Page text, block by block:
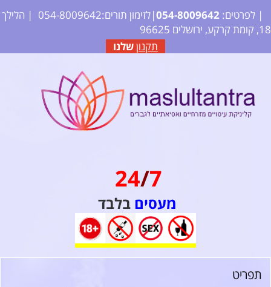
| לפרטים: 054-8009642 |לזימון תורים:054-8009642
| הלילך
18, קומת קרקע, ירושלים 96625
תקנוןשלנו
24/7
מעסים בלבד
תפריט